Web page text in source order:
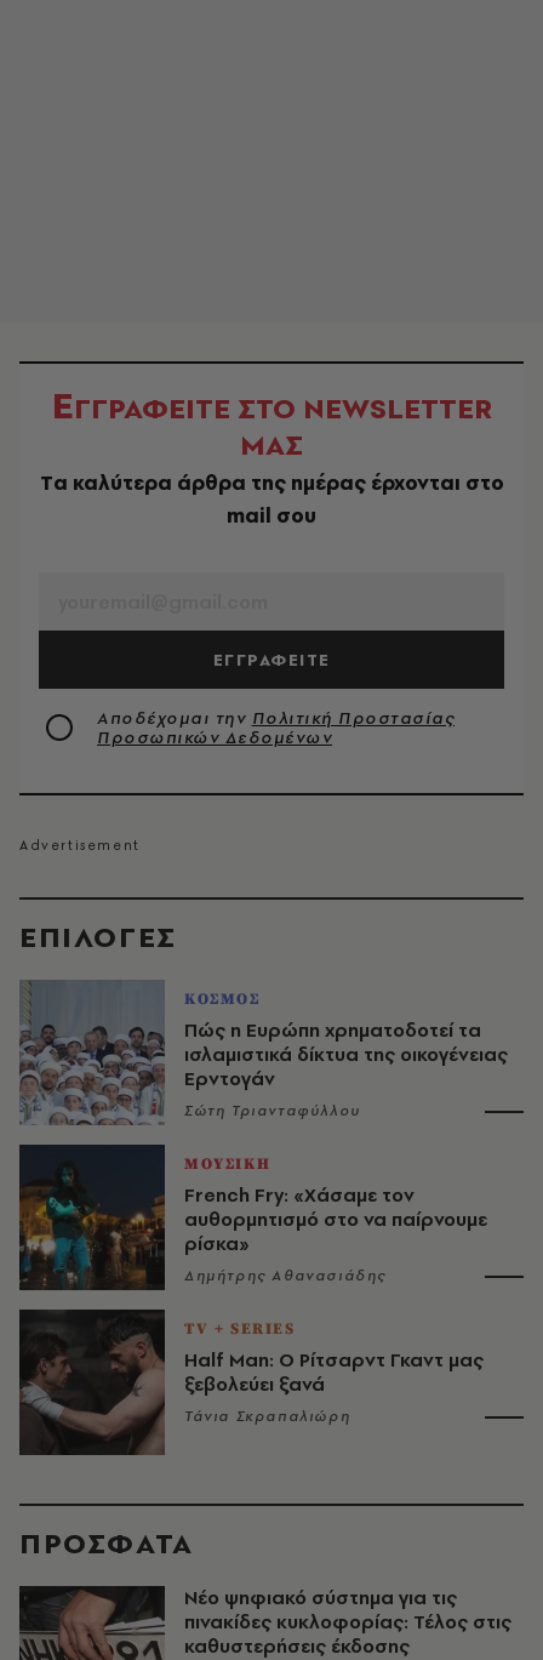
EΠΙΛΟΓΈΣ
ΚΟΣΜΟΣ
Πώς η Ευρώπη χρηματοδοτεί τα
ισλαμιστικά δίκτυα της οικογένειας
Ερντογάν
Σώτη Τριανταφύλλου
ΜΟΥΣΙΚΗ
French Fry: «Χάσαμε τον
αυθορμητισμό στο να παίρνουμε
ρίσκα»
Δημήτρης Αθανασιάδης
TV + SERIES
Half Man: Ο Ρίτσαρντ Γκαντ μας
ξεβολεύει ξανά
Τάνια Σκραπαλιώρη
ΕΓΓΡΑΦΕΙΤΕ ΣΤΟ NEWSLETTER
ΜΑΣ
Tα καλύτερα άρθρα της ημέρας έρχονται στο
mail σου
ΕΓΓΡΑΦΕΙΤΕ
Αποδέχομαι την Πολιτική Προστασίας
Προσωπικών Δεδομένων
ΠΡΟΣΦΑΤΑ
Νέο ψηφιακό σύστημα για τις
πινακίδες κυκλοφορίας: Τέλος στις
καθυστερήσεις έκδοσης